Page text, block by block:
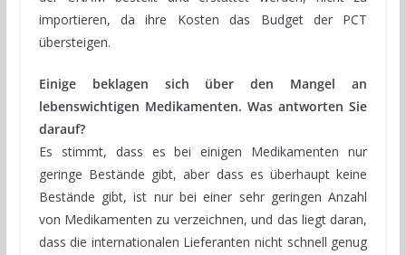
importieren, da ihre Kosten das Budget der PCT
übersteigen.
Einige beklagen sich über den Mangel an
lebenswichtigen Medikamenten. Was antworten Sie
darauf?
Es stimmt, dass es bei einigen Medikamenten nur
geringe Bestände gibt, aber dass es überhaupt keine
Bestände gibt, ist nur bei einer sehr geringen Anzahl
von Medikamenten zu verzeichnen, und das liegt daran,
dass die internationalen Lieferanten nicht schnell genug